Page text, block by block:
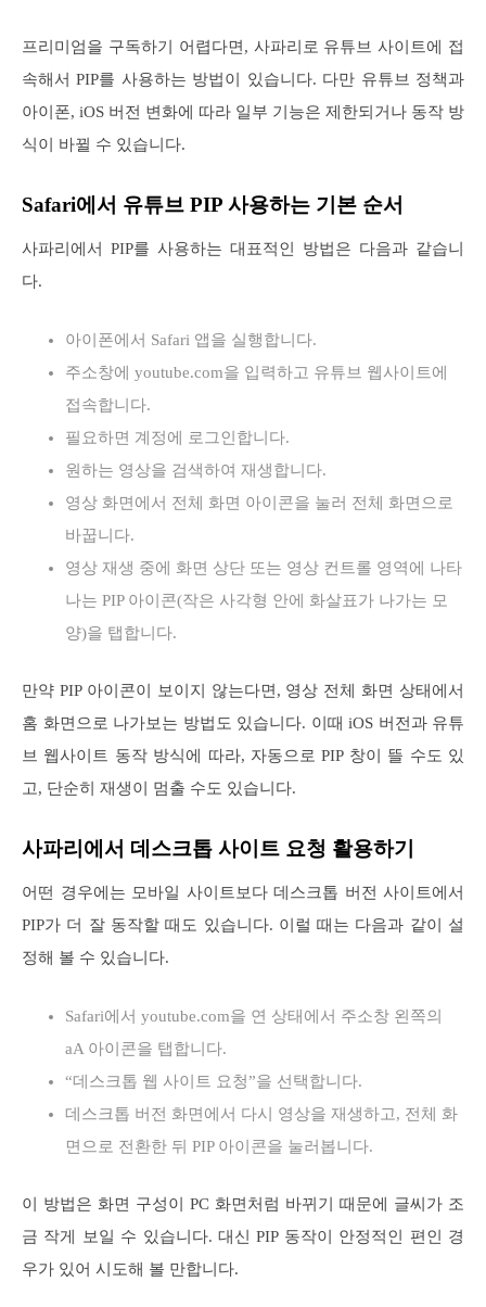
프리미엄을 구독하기 어렵다면, 사파리로 유튜브 사이트에 접
속해서 PIP를 사용하는 방법이 있습니다. 다만 유튜브 정책과
아이폰, iOS 버전 변화에 따라 일부 기능은 제한되거나 동작 방
식이 바뀔 수 있습니다.
Safari에서 유튜브 PIP 사용하는 기본 순서
사파리에서 PIP를 사용하는 대표적인 방법은 다음과 같습니
다.
아이폰에서 Safari 앱을 실행합니다.
주소창에 youtube.com을 입력하고 유튜브 웹사이트에
접속합니다.
필요하면 계정에 로그인합니다.
원하는 영상을 검색하여 재생합니다.
영상 화면에서 전체 화면 아이콘을 눌러 전체 화면으로
바꿉니다.
영상 재생 중에 화면 상단 또는 영상 컨트롤 영역에 나타
나는 PIP 아이콘(작은 사각형 안에 화살표가 나가는 모
양)을 탭합니다.
만약 PIP 아이콘이 보이지 않는다면, 영상 전체 화면 상태에서
홈 화면으로 나가보는 방법도 있습니다. 이때 iOS 버전과 유튜
브 웹사이트 동작 방식에 따라, 자동으로 PIP 창이 뜰 수도 있
고, 단순히 재생이 멈출 수도 있습니다.
사파리에서 데스크톱 사이트 요청 활용하기
어떤 경우에는 모바일 사이트보다 데스크톱 버전 사이트에서
PIP가 더 잘 동작할 때도 있습니다. 이럴 때는 다음과 같이 설
정해 볼 수 있습니다.
Safari에서 youtube.com을 연 상태에서 주소창 왼쪽의
aA 아이콘을 탭합니다.
“데스크톱 웹 사이트 요청”을 선택합니다.
데스크톱 버전 화면에서 다시 영상을 재생하고, 전체 화
면으로 전환한 뒤 PIP 아이콘을 눌러봅니다.
이 방법은 화면 구성이 PC 화면처럼 바뀌기 때문에 글씨가 조
금 작게 보일 수 있습니다. 대신 PIP 동작이 안정적인 편인 경
우가 있어 시도해 볼 만합니다.